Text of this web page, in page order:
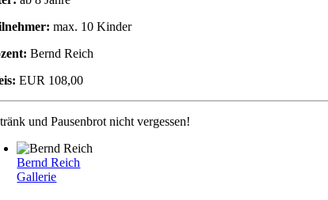
max. 10 Kinder
Bernd Reich
EUR 108,00
und Pausenbrot nicht vergessen!
Bernd Reich
Gallerie